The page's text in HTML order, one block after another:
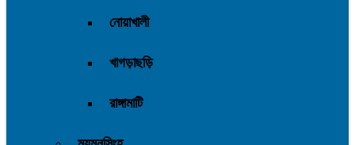
নোয়াখালী
খাগড়াছড়ি
রাঙ্গামাটি